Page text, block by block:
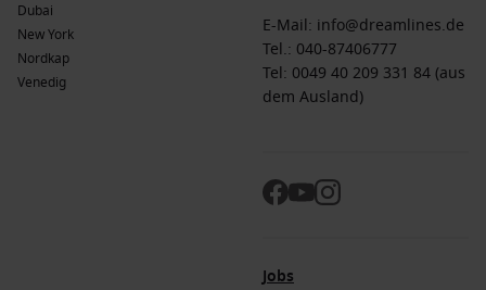
Dubai
New York
Nordkap
Venedig
E-Mail: info@dreamlines.de
Tel.: 040-87406777
Tel: 0049 40 209 331 84 (aus
dem Ausland)
Jobs